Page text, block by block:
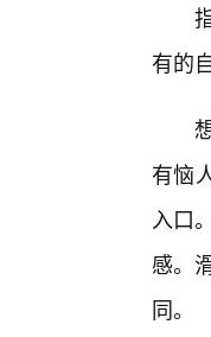
有的
有恼
入口
感。
同。